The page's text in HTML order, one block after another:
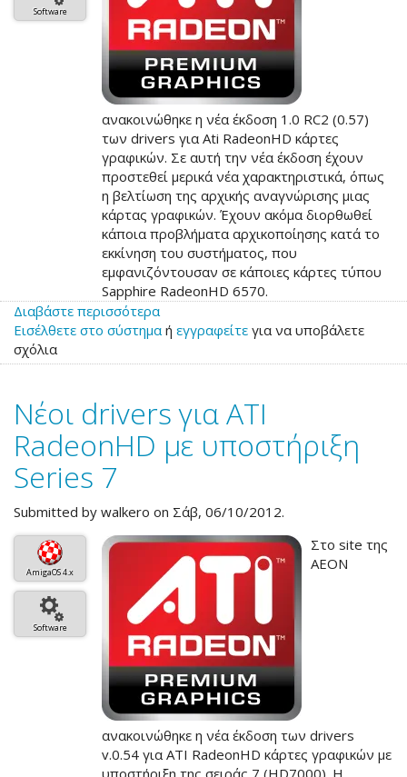
Software
ανακοινώθηκε η νέα έκδοση 1.0 RC2 (0.57)
των drivers για Ati RadeonHD κάρτες
γραφικών. Σε αυτή την νέα έκδοση έχουν
προστεθεί μερικά νέα χαρακτηριστικά, όπως
η βελτίωση της αρχικής αναγνώρισης μιας
κάρτας γραφικών. Έχουν ακόμα διορθωθεί
κάποια προβλήματα αρχικοποίησης κατά το
εκκίνηση του συστήματος, που
εμφανιζόντουσαν σε κάποιες κάρτες τύπου
Sapphire RadeonHD 6570.
Διαβάστε περισσότεραγια
το
έκδοση
ATI
Radeon
drivers
Εισέλθετε στο σύστημαή εγγραφείτε για να υποβάλετε
σχόλια
Νέοι drivers για ATI
RadeonHD με υποστήριξη
Series 7
Submitted by walkero on Σάβ, 06/10/2012.
AmigaOS 4.x
Software
Στο site της
AEON
ανακοινώθηκε η νέα έκδοση των drivers
v.0.54 για ATI RadeonHD κάρτες γραφικών με
υποστήριξη της σειράς 7 (HD7000). Η